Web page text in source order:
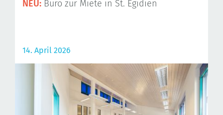
NEU: Büro zur Miete in St. Egidien
14. April 2026